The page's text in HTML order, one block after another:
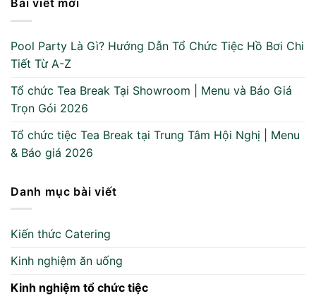
Pool Party Là Gì? Hướng Dẫn Tổ Chức Tiệc Hồ Bơi Chi
Tiết Từ A-Z
Tổ chức Tea Break Tại Showroom | Menu và Báo Giá
Trọn Gói 2026
Tổ chức tiệc Tea Break tại Trung Tâm Hội Nghị | Menu
& Báo giá 2026
Danh mục bài viết
Kiến thức Catering
Kinh nghiệm ăn uống
Kinh nghiệm tổ chức tiệc